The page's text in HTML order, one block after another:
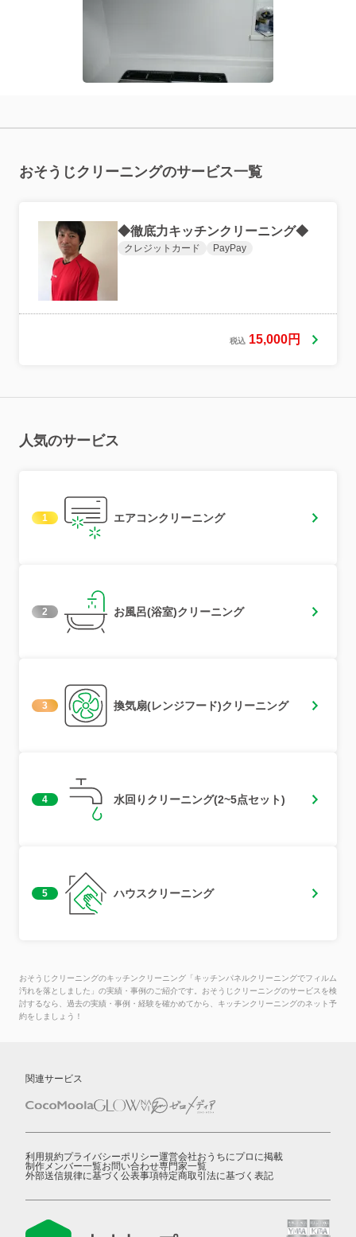
おそうじクリーニングのサービス一覧
◆徹底力キッチンクリーニング◆
クレジットカード PayPay
税込 15,000円
人気のサービス
1 エアコンクリーニング
2 お風呂(浴室)クリーニング
3 換気扇(レンジフード)クリーニング
4 水回りクリーニング(2~5点セット)
5 ハウスクリーニング
おそうじクリーニングのキッチンクリーニング「キッチンパネルクリーニングでフィルム
汚れを落としました」の実績・事例のご紹介です。おそうじクリーニングのサービスを検
討するなら、過去の実績・事例・経験を確かめてから、キッチンクリーニングのネット予
約をしましょう！
関連サービス
利用規約プライバシーポリシー運営会社おうちにプロに掲載
制作メンバー一覧お問い合わせ専門家一覧
外部送信規律に基づく公表事項特定商取引法に基づく表記